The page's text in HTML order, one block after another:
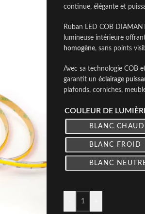
continue, élégante et
Ruban LED COB
lumineuse intérieure
homogène, sans points
Avec sa technologie COB
garantit un éclairage
plafonds, corniches,
COULEUR DE
BLANC CHAUD
BLANC FROID
BLANC